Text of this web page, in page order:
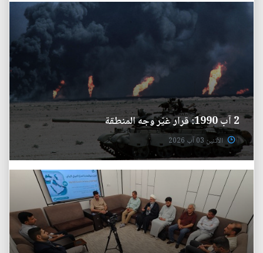
2 آب 1990: قرار غيّر وجه المنطقة
الأثنين 03 آب 2026